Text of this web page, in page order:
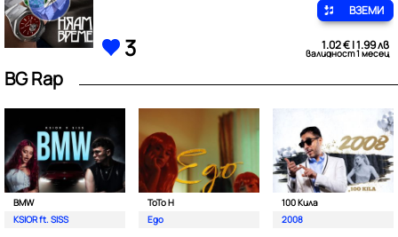
ВЗЕМИ
3 1.02 € | 1.99 лв
валидност 1 месец
BG Rap
BMW
KSIOR ft. SISS
ToTo H
Ego
100 Кила
2008